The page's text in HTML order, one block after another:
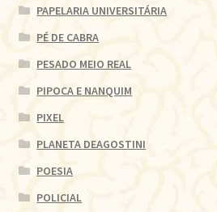
PAPELARIA UNIVERSITÁRIA
PÉ DE CABRA
PESADO MEIO REAL
PIPOCA E NANQUIM
PIXEL
PLANETA DEAGOSTINI
POESIA
POLICIAL